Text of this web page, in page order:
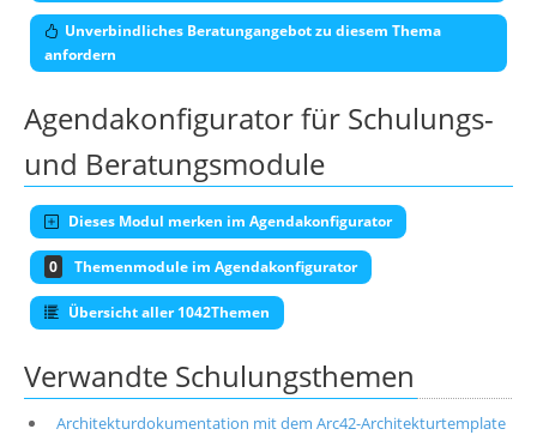
Unverbindliches Beratungangebot zu diesem Thema
anfordern
Agendakonfigurator für Schulungs-
und Beratungsmodule
Dieses Modul merken im Agendakonfigurator
0 Themenmodule im Agendakonfigurator
Übersicht aller 1042Themen
Verwandte Schulungsthemen
Architekturdokumentation mit dem Arc42-Architekturtemplate